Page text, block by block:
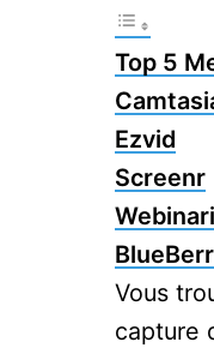
Top 5
Ezvid
Screenr
Vous
capture